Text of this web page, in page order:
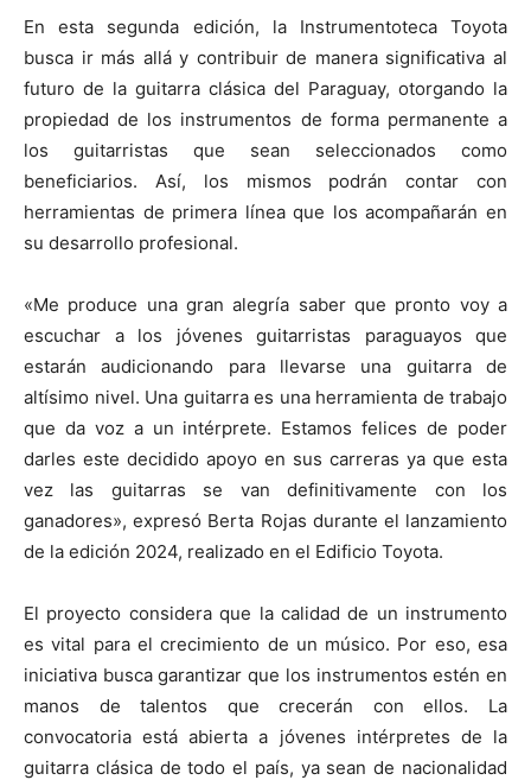
En esta segunda edición, la Instrumentoteca Toyota
busca ir más allá y contribuir de manera significativa al
futuro de la guitarra clásica del Paraguay, otorgando la
propiedad de los instrumentos de forma permanente a
los guitarristas que sean seleccionados como
beneficiarios. Así, los mismos podrán contar con
herramientas de primera línea que los acompañarán en
su desarrollo profesional.
«Me produce una gran alegría saber que pronto voy a
escuchar a los jóvenes guitarristas paraguayos que
estarán audicionando para llevarse una guitarra de
altísimo nivel. Una guitarra es una herramienta de trabajo
que da voz a un intérprete. Estamos felices de poder
darles este decidido apoyo en sus carreras ya que esta
vez las guitarras se van definitivamente con los
ganadores», expresó Berta Rojas durante el lanzamiento
de la edición 2024, realizado en el Edificio Toyota.
El proyecto considera que la calidad de un instrumento
es vital para el crecimiento de un músico. Por eso, esa
iniciativa busca garantizar que los instrumentos estén en
manos de talentos que crecerán con ellos. La
convocatoria está abierta a jóvenes intérpretes de la
guitarra clásica de todo el país, ya sean de nacionalidad